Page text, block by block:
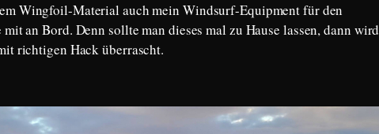
Wingfoil-Material auch mein Windsurf-Equipment für den
an Bord. Denn sollte man dieses mal zu Hause lassen, dann wird
richtigen Hack überrascht.